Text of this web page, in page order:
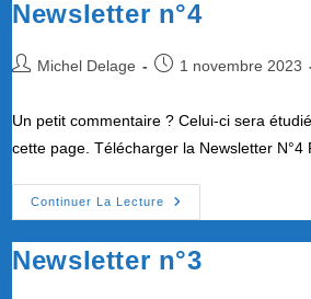
Newsletter n°4
Auteur/autrice
publication :
Michel Delage
Publication
1 novembre 2023
Un petit commentaire ? Celui-ci sera
cette page. Télécharger la Newsletter N°4
Continuer La Lecture
Newsletter
N°4
Newsletter n°3